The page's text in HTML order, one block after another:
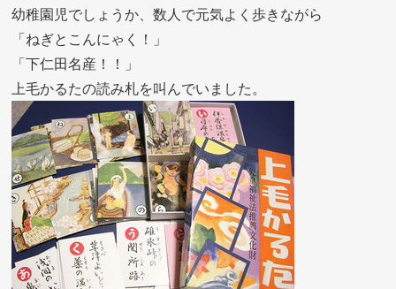
幼稚園児でしょうか、数人で元気よく歩きながら
「ねぎとこんにゃく！」
「下仁田名産！！」
上毛かるたの読み札を叫んでいました。